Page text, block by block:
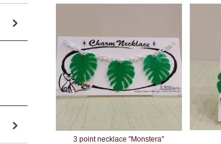
3 point necklace "Monstera"